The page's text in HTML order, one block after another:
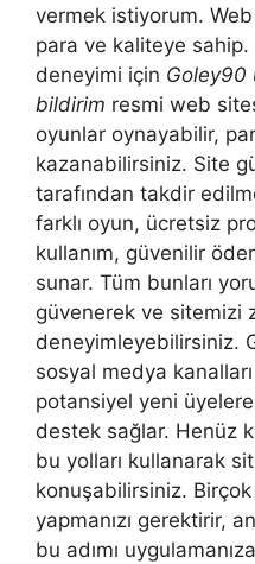
vermek istiyorum.
para ve kaliteye
deneyimi için Goley90
bildirim resmi web
oyunlar oynayabilir,
kazanabilirsiniz. Site
tarafından takdir
farklı oyun, ücretsiz
kullanım, güvenilir
sunar. Tüm bunları
güvenerek ve sitemizi
deneyimleyebilirsiniz.
sosyal medya kanalları
potansiyel yeni
destek sağlar. Henüz
bu yolları kullanarak
konuşabilirsiniz.
yapmanızı gerektirir,
bu adımı